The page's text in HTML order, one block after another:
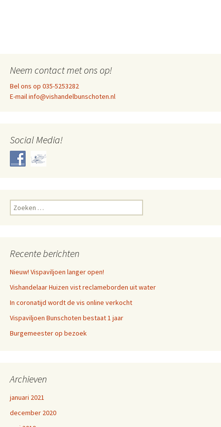
Neem contact met ons op!
Bel ons op 035-5253282
E-mail info@vishandelbunschoten.nl
Social Media!
Zoeken
naar:
Recente berichten
Nieuw! Vispaviljoen langer open!
Vishandelaar Huizen vist reclameborden uit water
In coronatijd wordt de vis online verkocht
Vispaviljoen Bunschoten bestaat 1 jaar
Burgemeester op bezoek
Archieven
januari 2021
december 2020